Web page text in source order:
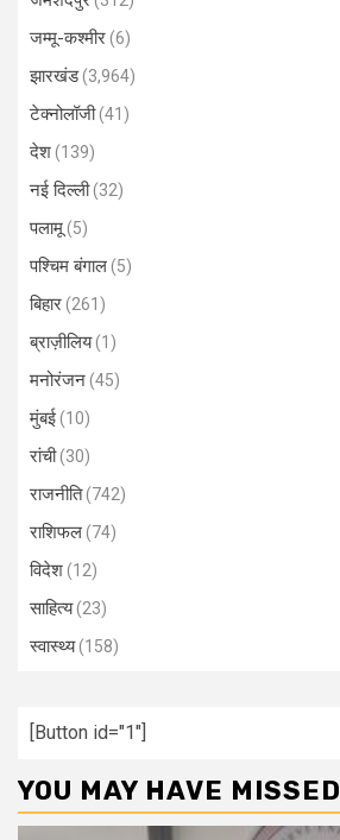
जम्मू-कश्मीर(6)
झारखंड(3,964)
टेक्नोलॉजी(41)
देश(139)
नई दिल्ली(32)
पलामू(5)
पश्चिम बंगाल(5)
बिहार(261)
ब्राज़ीलिय(1)
मनोरंजन(45)
मुंबई(10)
रांची(30)
राजनीति(742)
राशिफल(74)
विदेश(12)
साहित्य(23)
स्वास्थ्य(158)
[Button id="1"]
YOU MAY HAVE MISSED